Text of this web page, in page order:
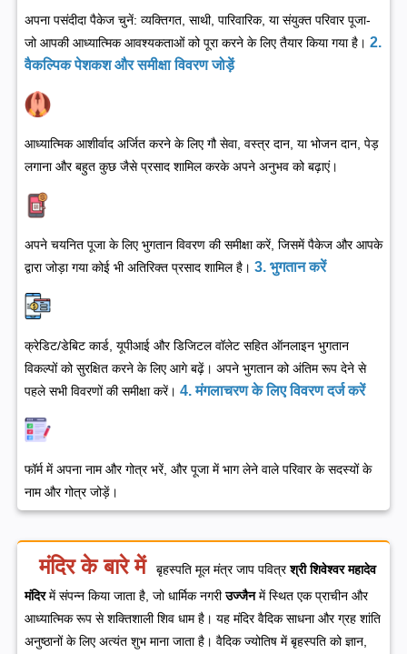
अपना पसंदीदा पैकेज चुनें: व्यक्तिगत, साथी, पारिवारिक, या संयुक्त परिवार पूजा-
जो आपकी आध्यात्मिक आवश्यकताओं को पूरा करने के लिए तैयार किया गया है। 2.
वैकल्पिक पेशकश और समीक्षा विवरण जोड़ें
आध्यात्मिक आशीर्वाद अर्जित करने के लिए गौ सेवा, वस्त्र दान, या भोजन दान, पेड़
लगाना और बहुत कुछ जैसे प्रसाद शामिल करके अपने अनुभव को बढ़ाएं।
अपने चयनित पूजा के लिए भुगतान विवरण की समीक्षा करें, जिसमें पैकेज और आपके
द्वारा जोड़ा गया कोई भी अतिरिक्त प्रसाद शामिल है। 3. भुगतान करें
क्रेडिट/डेबिट कार्ड, यूपीआई और डिजिटल वॉलेट सहित ऑनलाइन भुगतान
विकल्पों को सुरक्षित करने के लिए आगे बढ़ें। अपने भुगतान को अंतिम रूप देने से
पहले सभी विवरणों की समीक्षा करें। 4. मंगलाचरण के लिए विवरण दर्ज करें
फॉर्म में अपना नाम और गोत्र भरें, और पूजा में भाग लेने वाले परिवार के सदस्यों के
नाम और गोत्र जोड़ें।
मंदिर के बारे में बृहस्पति मूल मंत्र जाप पवित्रश्री शिवेश्वर महादेव
मंदिरमें संपन्न किया जाता है, जो धार्मिक नगरीउज्जैनमें स्थित एक प्राचीन और
आध्यात्मिक रूप से शक्तिशाली शिव धाम है। यह मंदिर वैदिक साधना और ग्रह शांति
अनुष्ठानों के लिए अत्यंत शुभ माना जाता है। वैदिक ज्योतिष में बृहस्पति को ज्ञान,